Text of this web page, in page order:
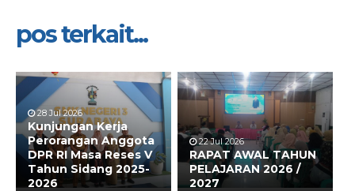
pos terkait...
28 Jul 2026
Kunjungan Kerja
Perorangan Anggota
DPR RI Masa Reses V
Tahun Sidang 2025-
2026
22 Jul 2026
RAPAT AWAL TAHUN
PELAJARAN 2026 /
2027